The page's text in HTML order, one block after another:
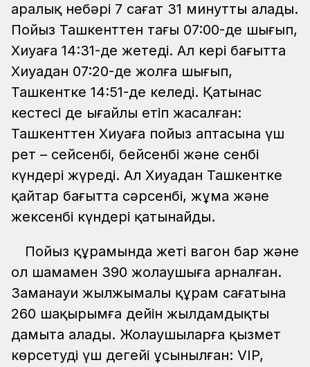
аралық небәрі 7 сағат 31 минутты алады.
Пойыз Ташкенттен таңғы 07:00-де шығып,
Хиуаға 14:31-де жетеді. Ал кері бағытта
Хиуадан 07:20-де жолға шығып,
Ташкентке 14:51-де келеді. Қатынас
кестесі де ыңғайлы етіп жасалған:
Ташкенттен Хиуаға пойыз аптасына үш
рет – сейсенбі, бейсенбі және сенбі
күндері жүреді. Ал Хиуадан Ташкентке
қайтар бағытта сәрсенбі, жұма және
жексенбі күндері қатынайды.
Пойыз құрамында жеті вагон бар және
ол шамамен 390 жолаушыға арналған.
Заманауи жылжымалы құрам сағатына
260 шақырымға дейін жылдамдықты
дамыта алады. Жолаушыларға қызмет
көрсетудің үш деңгейі ұсынылған: VIP,